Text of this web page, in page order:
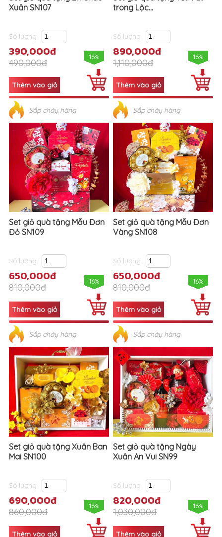
Xuân SN107
Số lượng
390,000đ
490,000đ
16%
Sắp cháy hàng
trong Lộc...
Số lượng
890,000đ
1,110,000đ
16%
Sắp cháy hàng
Set giỏ quà tặng Mẫu Đơn
Đỏ SN109
Số lượng
650,000đ
810,000đ
16%
Sắp cháy hàng
Set giỏ quà tặng Mẫu Đơn
Vàng SN108
Số lượng
650,000đ
810,000đ
16%
Sắp cháy hàng
Set giỏ quà tặng Xuân Ban
Mai SN100
Số lượng
690,000đ
860,000đ
16%
Set giỏ quà tặng Ngày
Xuân An Vui SN99
Số lượng
820,000đ
1,030,000đ
16%